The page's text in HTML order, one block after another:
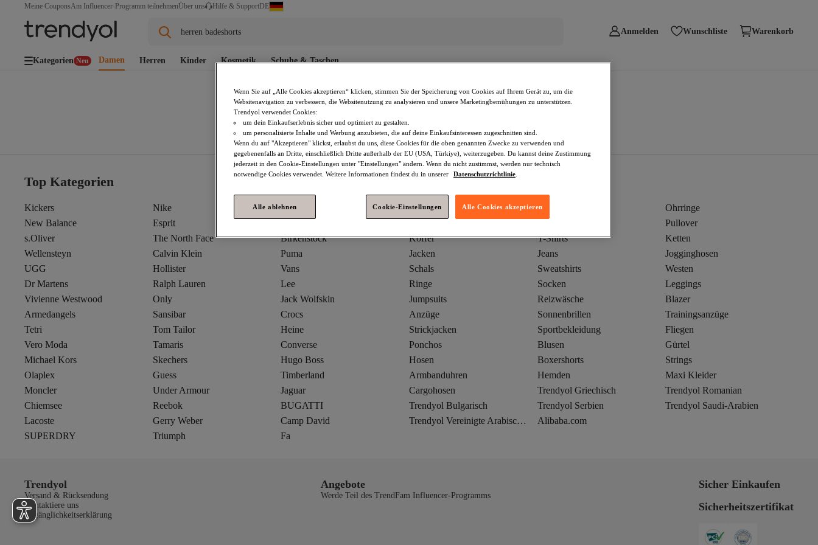
Meine CouponsAm Influencer-Programm teilnehmenÜber uns Hilfe & SupportDE
herren badeshorts Anmelden Wunschliste Warenkorb
Kategorien Neu Damen Herren Kinder Kosmetik Schuhe & Taschen
Top Kategorien
Kickers Nike
adidas
New Balance
Esprit
s.Oliver
The North Face
Birkenstock
Wellensteyn
Calvin Klein
Puma
UGG
Hollister
Vans
Dr Martens
Ralph Lauren
Lee
Vivienne Westwood
Only
Jack Wolfskin
Armedangels
Sansibar
Crocs
Tetri
Tom Tailor
Heine
Vero Moda
Tamaris
Converse
Michael Kors
Skechers
Hugo Boss
Olaplex
Guess
Timberland
Moncler
Under Armour
Jaguar
Chiemsee
Reebok
BUGATTI
Lacoste
Gerry Weber
Camp David
SUPERDRY
Triumph Fa
Winterjacken Kleider
Ohrringe
Pullover
Koffer
T-Shirts
Ketten
Jacken
Jeans
Jogginghosen
Schals
Sweatshirts
Westen
Ringe
Socken
Leggings
Jumpsuits
Reizwäsche
Blazer
Anzüge
Sonnenbrillen
Trainingsanzüge
Strickjacken
Sportbekleidung
Fliegen
Ponchos
Blusen
Gürtel
Hosen
Boxershorts
Strings
Armbanduhren
Hemden
Maxi Kleider
Cargohosen
Trendyol Griechisch
Trendyol Romanian
Trendyol Bulgarisch
Trendyol Serbien
Trendyol Saudi-Arabien
Trendyol Vereinigte Arabische Emirate
Alibaba.com
Trendyol
Versand & Rücksendung
Kontaktiere uns
Zugänglichkeitserklärung
Angebote
Werde Teil des TrendFam Influencer-Programms
Sicher Einkaufen
Sicherheitszertifikat
Wenn Sie auf „Alle Cookies akzeptieren“ klicken, stimmen Sie der Speicherung von Cookies auf Ihrem Gerät zu, um die
Websitenavigation zu verbessern, die Websitenutzung zu analysieren und unsere Marketingbemühungen zu unterstützen.
Trendyol verwendet Cookies:
um dein Einkaufserlebnis sicher und optimiert zu gestalten.
um personalisierte Inhalte und Werbung anzubieten, die auf deine Einkaufsinteressen zugeschnitten sind.
Wenn du auf "Akzeptieren" klickst, erlaubst du uns, diese Cookies für die oben genannten Zwecke zu verwenden und
gegebenenfalls an Dritte, einschließlich Dritte außerhalb der EU (USA, Türkiye), weiterzugeben. Du kannst deine Zustimmung
jederzeit in den Cookie-Einstellungen unter "Einstellungen" ändern. Wenn du nicht zustimmst, werden nur technisch
notwendige Cookies verwendet. Weitere Informationen findest du in unserer
Datenschutzrichtlinie
Alle ablehnen Cookie-Einstellungen Alle Cookies akzeptieren